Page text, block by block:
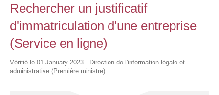
Rechercher un justificatif
d'immatriculation d'une entreprise
(Service en ligne)
Vérifié le 01 January 2023 - Direction de l'information légale et
administrative (Première ministre)